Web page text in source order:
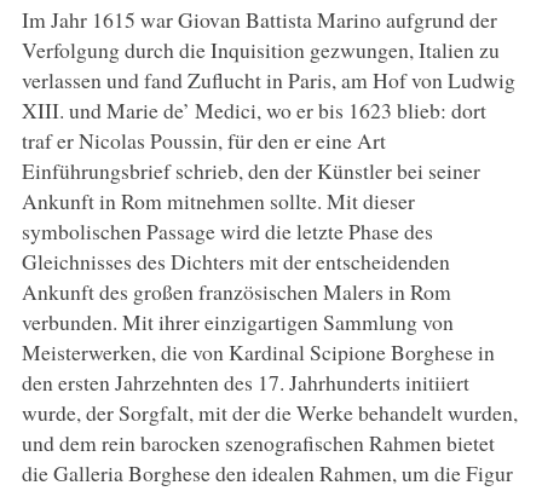
Im Jahr 1615 war Giovan Battista Marino aufgrund der
Verfolgung durch die Inquisition gezwungen, Italien zu
verlassen und fand Zuflucht in Paris, am Hof von Ludwig
XIII. und Marie de’ Medici, wo er bis 1623 blieb: dort
traf er Nicolas Poussin, für den er eine Art
Einführungsbrief schrieb, den der Künstler bei seiner
Ankunft in Rom mitnehmen sollte. Mit dieser
symbolischen Passage wird die letzte Phase des
Gleichnisses des Dichters mit der entscheidenden
Ankunft des großen französischen Malers in Rom
verbunden. Mit ihrer einzigartigen Sammlung von
Meisterwerken, die von Kardinal Scipione Borghese in
den ersten Jahrzehnten des 17. Jahrhunderts initiiert
wurde, der Sorgfalt, mit der die Werke behandelt wurden,
und dem rein barocken szenografischen Rahmen bietet
die Galleria Borghese den idealen Rahmen, um die Figur